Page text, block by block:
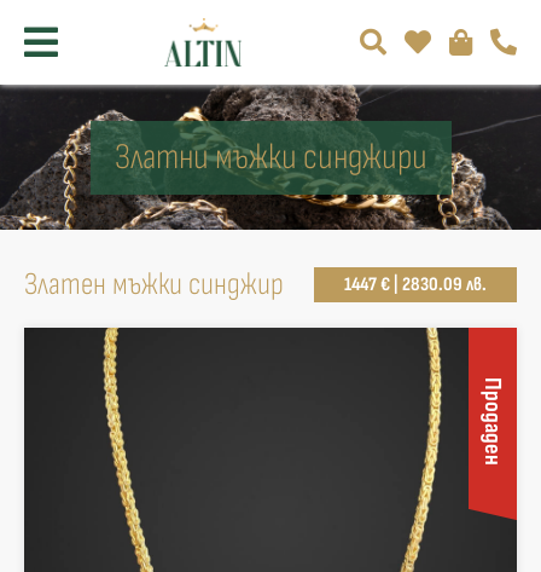
Златни мъжки синджири
Златен мъжки синджир 1447 € | 2830.09 лв.
Продаден